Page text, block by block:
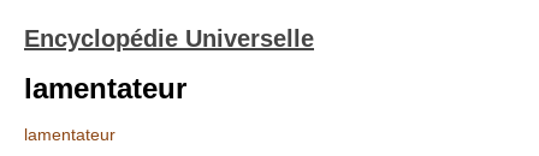
Encyclopédie Universelle
lamentateur
lamentateur